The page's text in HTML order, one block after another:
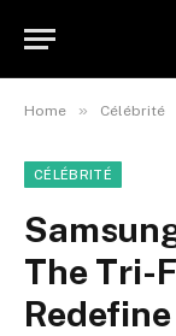
Home » Célébrité
CÉLÉBRITÉ
The Tri-